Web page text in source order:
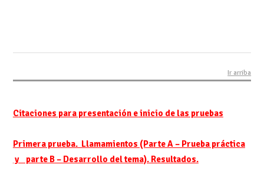
Ir arriba
Citaciones para presentación e inicio de las pruebas
Primera prueba. Llamamientos (Parte A – Prueba práctica
y parte B – Desarrollo del tema). Resultados.